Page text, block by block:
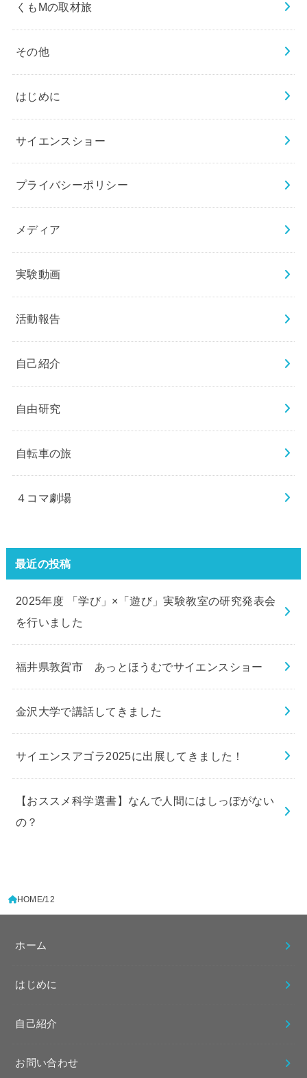
くもMの取材旅
その他
はじめに
サイエンスショー
プライバシーポリシー
メディア
実験動画
活動報告
自己紹介
自由研究
自転車の旅
４コマ劇場
最近の投稿
2025年度 「学び」×「遊び」実験教室の研究発表会
を行いました
福井県敦賀市 あっとほうむでサイエンスショー
金沢大学で講話してきました
サイエンスアゴラ2025に出展してきました！
【おススメ科学選書】なんで人間にはしっぽがない
の？
HOME 12
ホーム
はじめに
自己紹介
お問い合わせ